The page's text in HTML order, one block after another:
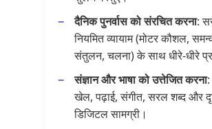
दैनिक पुनर्वास को संरचित करना:
नियमित व्यायाम (मोटर कौशल,
संतुलन, चलना) के साथ धीरे-धीरे
संज्ञान और भाषा को उत्तेजित करना:
खेल, पढ़ाई, संगीत, सरल शब्द और
डिजिटल सामग्री।